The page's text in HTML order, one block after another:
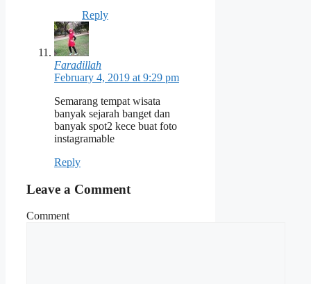
Reply
Faradillah
February 4, 2019 at 9:29 pm
Semarang tempat wisata
banyak sejarah banget dan
banyak spot2 kece buat foto
instagramable
Reply
Leave a Comment
Comment